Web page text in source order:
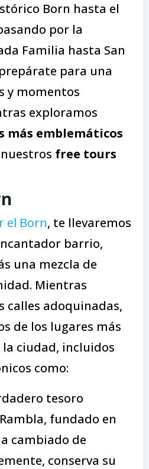
Born hasta el
por la
Familia hasta San
para una
y momentos
exploramos
más emblemáticos
free tours
el Born, te llevaremos
barrio,
una mezcla de
Mientras
calles adoquinadas,
de los lugares más
ciudad, incluidos
como:
tesoro
fundado en
cambiado de
conserva su